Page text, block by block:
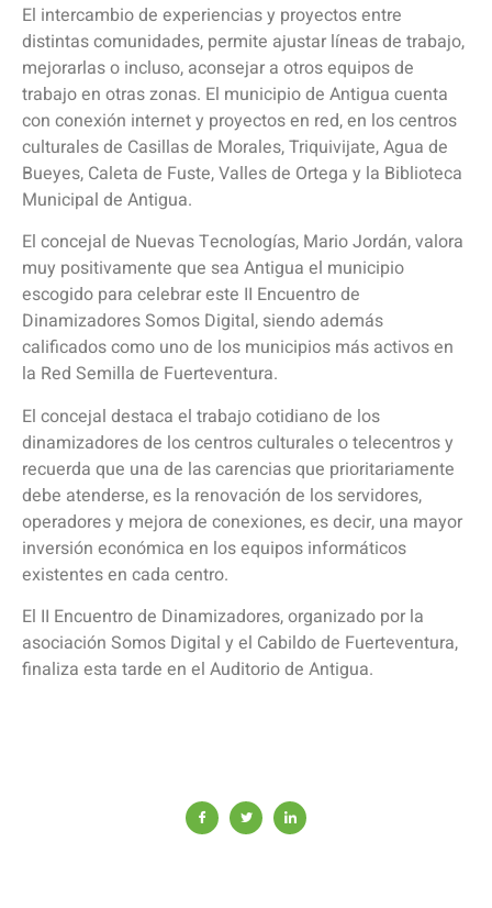
El intercambio de experiencias y proyectos entre
distintas comunidades, permite ajustar líneas de trabajo,
mejorarlas o incluso, aconsejar a otros equipos de
trabajo en otras zonas. El municipio de Antigua cuenta
con conexión internet y proyectos en red, en los centros
culturales de Casillas de Morales, Triquivijate, Agua de
Bueyes, Caleta de Fuste, Valles de Ortega y la Biblioteca
Municipal de Antigua.
El concejal de Nuevas Tecnologías, Mario Jordán, valora
muy positivamente que sea Antigua el municipio
escogido para celebrar este II Encuentro de
Dinamizadores Somos Digital, siendo además
calificados como uno de los municipios más activos en
la Red Semilla de Fuerteventura.
El concejal destaca el trabajo cotidiano de los
dinamizadores de los centros culturales o telecentros y
recuerda que una de las carencias que prioritariamente
debe atenderse, es la renovación de los servidores,
operadores y mejora de conexiones, es decir, una mayor
inversión económica en los equipos informáticos
existentes en cada centro.
El II Encuentro de Dinamizadores, organizado por la
asociación Somos Digital y el Cabildo de Fuerteventura,
finaliza esta tarde en el Auditorio de Antigua.